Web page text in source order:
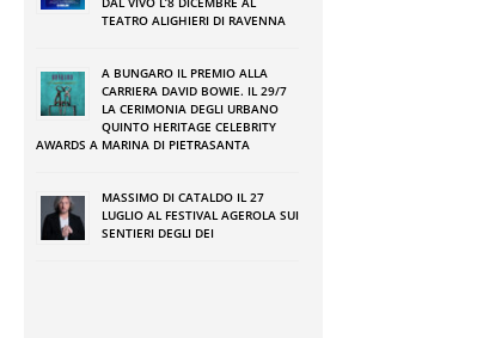
TEATRO ALIGHIERI DI RAVENNA
A BUNGARO IL PREMIO ALLA
CARRIERA DAVID BOWIE. IL 29/7
LA CERIMONIA DEGLI URBANO
QUINTO HERITAGE CELEBRITY
AWARDS A MARINA DI PIETRASANTA
MASSIMO DI CATALDO IL 27
LUGLIO AL FESTIVAL AGEROLA SUI
SENTIERI DEGLI DEI